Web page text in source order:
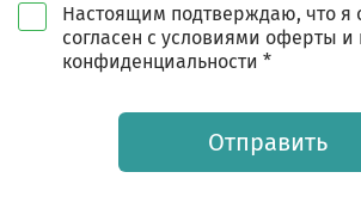
Настоящим подтверждаю, что я
согласен с условиями оферты и
конфиденциальности *
Отправить